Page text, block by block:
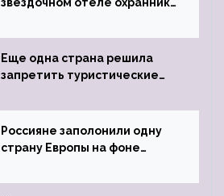
звездочном отеле охранник
пистолета
Еще одна страна решила
запретить туристические
Россияне заполонили одну
страну Европы на фоне
виз